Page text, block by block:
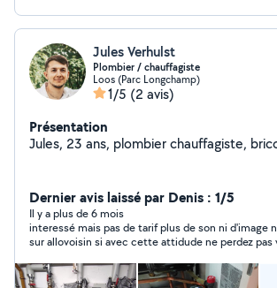
Jules Verhulst
Plombier / chauffagiste
Loos (Parc Longchamp)
1/5 (2 avis)
Présentation
Jules, 23 ans, plombier chauffagiste,
Dernier avis laissé par Denis : 1/5
Il y a plus de 6 mois
interessé mais pas de tarif plus de son ni d'image
sur allovoisin si avec cette attidude ne perdez